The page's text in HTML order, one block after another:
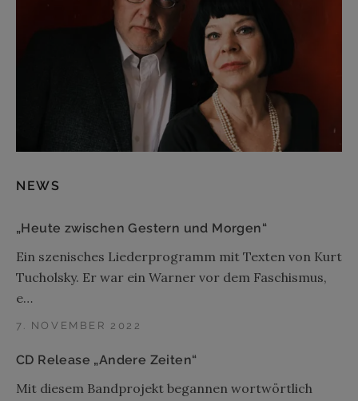
NEWS
„Heute zwischen Gestern und Morgen“
7. NOVEMBER 2022
Ein szenisches Liederprogramm mit Texten von Kurt
Tucholsky. Er war ein Warner vor dem Faschismus,
e…
CD Release „Andere Zeiten“
Mit diesem Bandprojekt begannen wortwörtlich